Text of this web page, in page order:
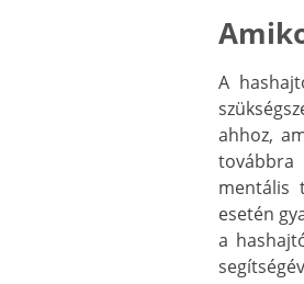
A
ahhoz,
továbbra
mentális
esetén
a